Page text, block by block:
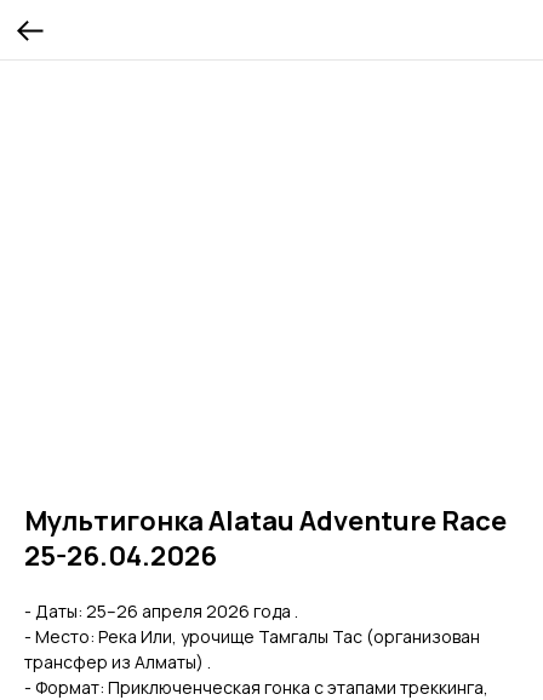
Мультигонка Alatau Adventure Race
25-26.04.2026
- Даты: 25–26 апреля 2026 года .
- Место: Река Или, урочище Тамгалы Тас (организован
трансфер из Алматы) .
- Формат: Приключенческая гонка с этапами треккинга,